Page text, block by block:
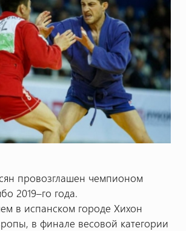
провозглашен чемпионом
2019–го года.
в испанском городе Хихон
в финале весовой категории